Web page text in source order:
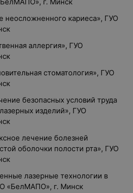
неосложненного кариеса», ГУО
аллергия», ГУО
стоматология», ГУО
безопасных условий труда
изделий», ГУО
лечение болезней
оболочки полости рта», ГУО
лазерные технологии в
«БелМАПО», г. Минск